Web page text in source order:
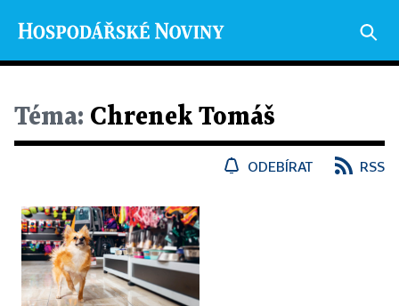
Téma: Chrenek Tomáš
ODEBÍRAT RSS